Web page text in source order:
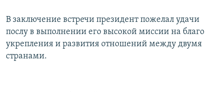
В заключение встречи президент пожелал удачи
послу в выполнении его высокой миссии на благо
укрепления и развития отношений между двумя
странами.